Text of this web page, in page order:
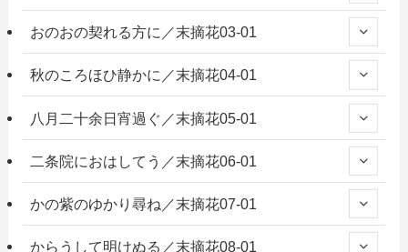
おのおの契れる方に／末摘花03-01
秋のころほひ静かに／末摘花04-01
八月二十余日宵過ぐ／末摘花05-01
二条院におはしてう／末摘花06-01
かの紫のゆかり尋ね／末摘花07-01
からうして明けぬる／末摘花08-01